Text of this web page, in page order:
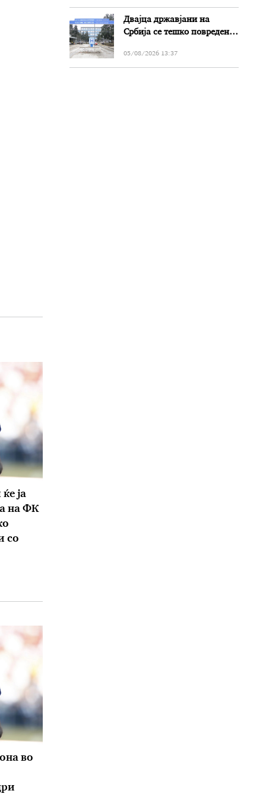
ја
на ФК
со
во
Двајца државјани на
Србија се тешко повредени
Прилеп-Битола
05/08/2026 13:37